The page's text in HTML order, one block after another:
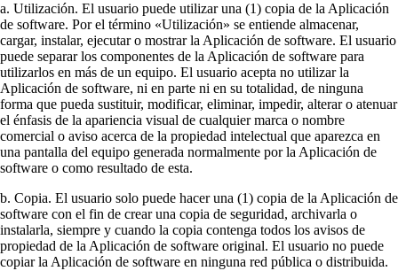
a. Utilización. El usuario puede utilizar una (1) copia de la Aplicación
de software. Por el término «Utilización» se entiende almacenar,
cargar, instalar, ejecutar o mostrar la Aplicación de software. El usuario
puede separar los componentes de la Aplicación de software para
utilizarlos en más de un equipo. El usuario acepta no utilizar la
Aplicación de software, ni en parte ni en su totalidad, de ninguna
forma que pueda sustituir, modificar, eliminar, impedir, alterar o atenuar
el énfasis de la apariencia visual de cualquier marca o nombre
comercial o aviso acerca de la propiedad intelectual que aparezca en
una pantalla del equipo generada normalmente por la Aplicación de
software o como resultado de esta.
b. Copia. El usuario solo puede hacer una (1) copia de la Aplicación de
software con el fin de crear una copia de seguridad, archivarla o
instalarla, siempre y cuando la copia contenga todos los avisos de
propiedad de la Aplicación de software original. El usuario no puede
copiar la Aplicación de software en ninguna red pública o distribuida.